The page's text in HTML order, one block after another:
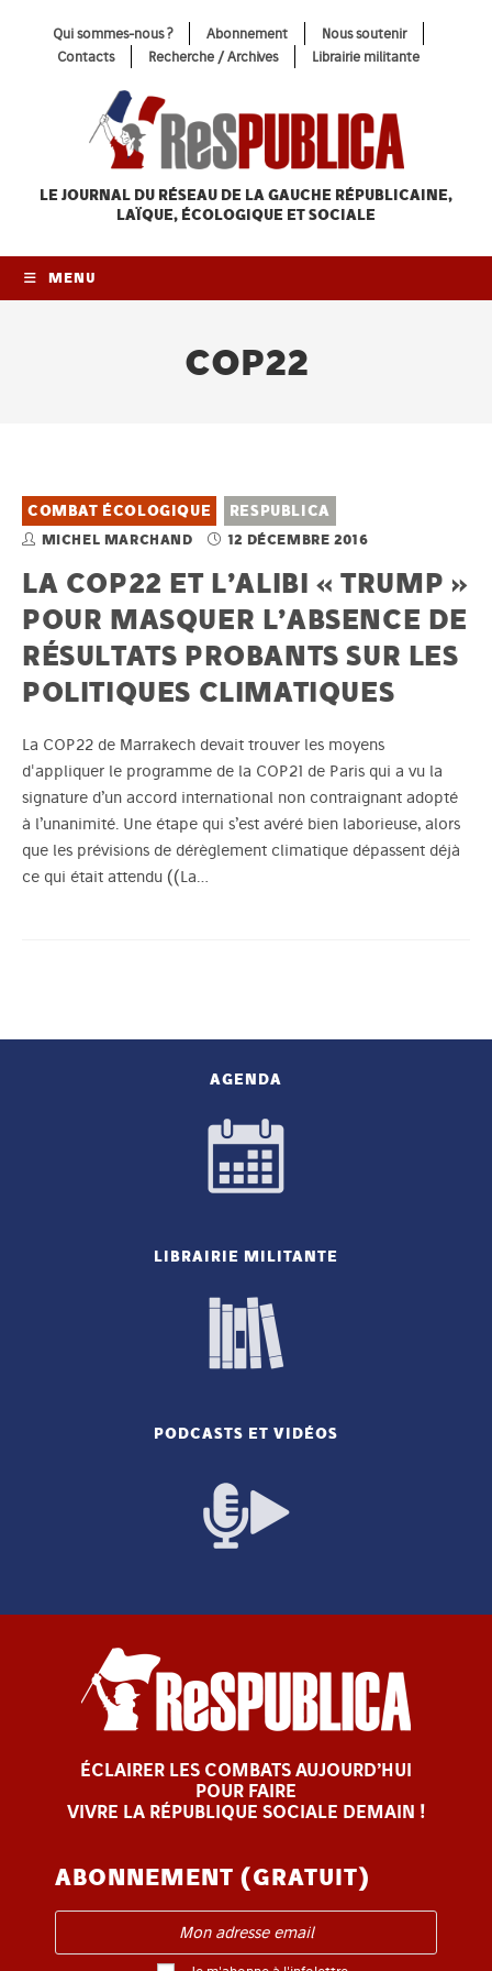
Qui sommes-nous ? Abonnement
Nous soutenir
Contacts
Recherche / Archives Librairie militante
LE JOURNAL DU RÉSEAU DE LA GAUCHE RÉPUBLICAINE,
LAÏQUE, ÉCOLOGIQUE ET SOCIALE
MENU
COP22
COMBAT ÉCOLOGIQUE RESPUBLICA
MICHEL MARCHAND 12 DÉCEMBRE 2016
LA COP22 ET L’ALIBI « TRUMP »
POUR MASQUER L’ABSENCE DE
RÉSULTATS PROBANTS SUR LES
POLITIQUES CLIMATIQUES
La COP22 de Marrakech devait trouver les moyens
d'appliquer le programme de la COP21 de Paris qui a vu la
signature d’un accord international non contraignant adopté
à l’unanimité. Une étape qui s’est avéré bien laborieuse, alors
que les prévisions de dérèglement climatique dépassent déjà
ce qui était attendu ((La…
AGENDA
LIBRAIRIE MILITANTE
PODCASTS ET VIDÉOS
ÉCLAIRER LES COMBATS AUJOURD’HUI
POUR FAIRE
VIVRE LA RÉPUBLIQUE SOCIALE DEMAIN !
ABONNEMENT (GRATUIT)